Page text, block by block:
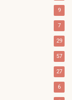
9
7
29
57
27
6